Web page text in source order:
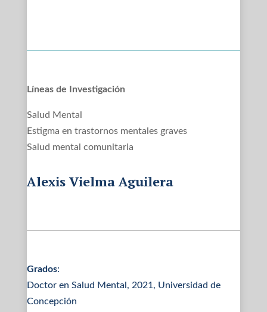
Líneas de Investigación
Salud Mental
Estigma en trastornos mentales graves
Salud mental comunitaria
Alexis Vielma Aguilera
Grados:
Doctor en Salud Mental, 2021, Universidad de
Concepción